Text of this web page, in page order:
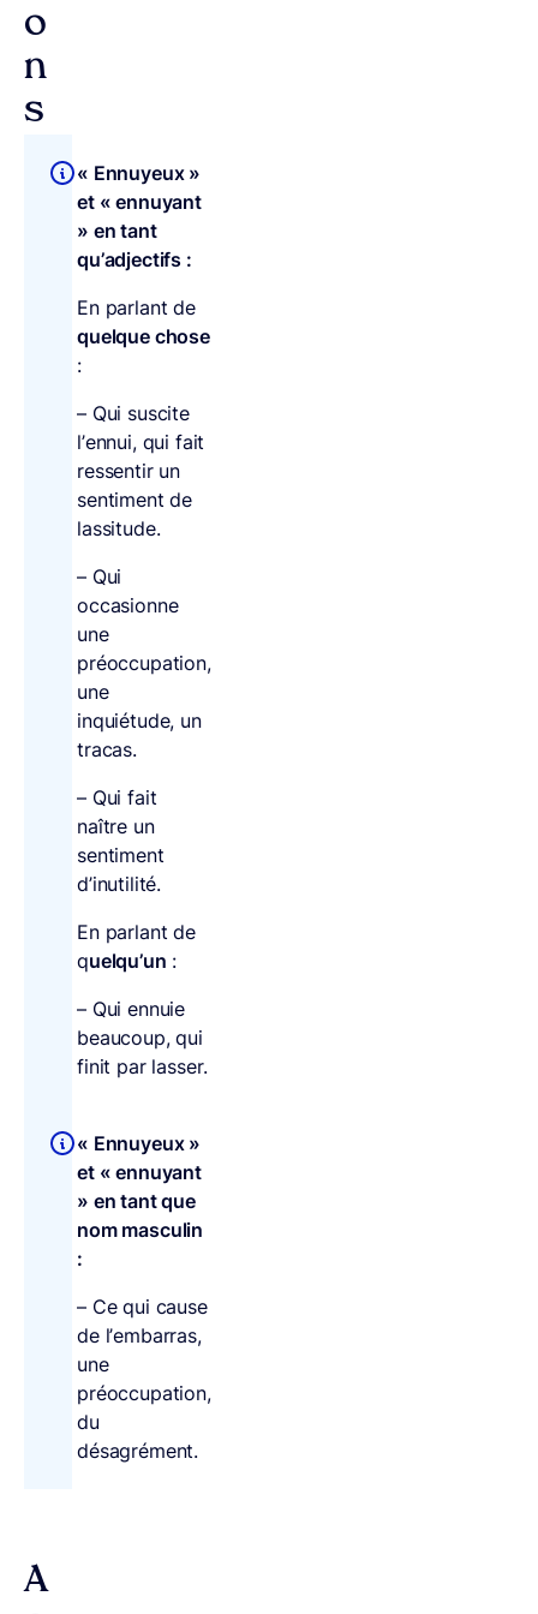
o
n
s
« Ennuyeux »
et « ennuyant
» en tant
qu’adjectifs :
En parlant de
quelque chose
:
– Qui suscite
l’ennui, qui fait
ressentir un
sentiment de
lassitude.
– Qui
occasionne
une
préoccupation,
une
inquiétude, un
tracas.
– Qui fait
naître un
sentiment
d’inutilité.
En parlant de
quelqu’un :
– Qui ennuie
beaucoup, qui
finit par lasser.
« Ennuyeux »
et « ennuyant
» en tant que
nom masculin
:
– Ce qui cause
de l’embarras,
une
préoccupation,
du
désagrément.
A